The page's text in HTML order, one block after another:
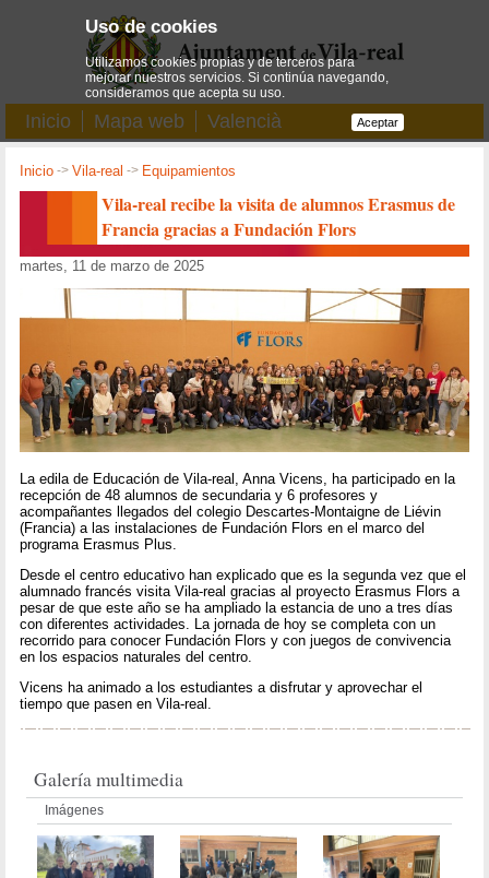
Inicio Mapa web Valencià
Inicio ->Vila-real -> Equipamientos
Vila-real recibe la visita de alumnos Erasmus de
Francia gracias a Fundación Flors
martes, 11 de marzo de 2025
La edila de Educación de Vila-real, Anna Vicens, ha participado en la
recepción de 48 alumnos de secundaria y 6 profesores y
acompañantes llegados del colegio Descartes-Montaigne de Liévin
(Francia) a las instalaciones de Fundación Flors en el marco del
programa Erasmus Plus.
Desde el centro educativo han explicado que es la segunda vez que el
alumnado francés visita Vila-real gracias al proyecto Erasmus Flors a
pesar de que este año se ha ampliado la estancia de uno a tres días
con diferentes actividades. La jornada de hoy se completa con un
recorrido para conocer Fundación Flors y con juegos de convivencia
en los espacios naturales del centro.
Vicens ha animado a los estudiantes a disfrutar y aprovechar el
tiempo que pasen en Vila-real.
Galería multimedia
Imágenes
Uso de cookies
Utilizamos cookies propias y de terceros para
mejorar nuestros servicios. Si continúa navegando,
consideramos que acepta su uso.
Aceptar